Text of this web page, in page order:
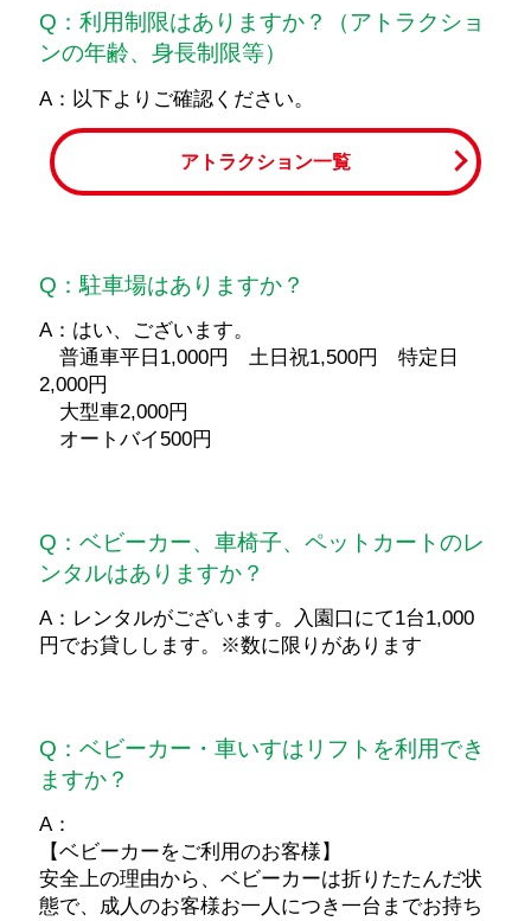
Q：利用制限はありますか？（アトラクショ
ンの年齢、身長制限等）
A：以下よりご確認ください。
アトラクション一覧
Q：駐車場はありますか？
A：はい、ございます。
普通車平日1,000円 土日祝1,500円 特定日
2,000円
大型車2,000円
オートバイ500円
Q：ベビーカー、車椅子、ペットカートのレ
ンタルはありますか？
A：レンタルがございます。入園口にて1台1,000
円でお貸しします。※数に限りがあります
Q：ベビーカー・車いすはリフトを利用でき
ますか？
A：
【ベビーカーをご利用のお客様】
安全上の理由から、ベビーカーは折りたたんだ状
態で、成人のお客様お一人につき一台までお持ち